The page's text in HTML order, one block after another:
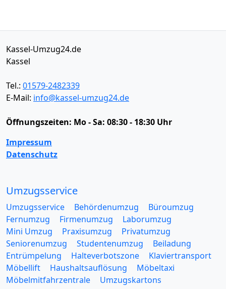
Kassel-Umzug24.de
Kassel
Tel.: 01579-2482339
E-Mail: info@kassel-umzug24.de
Öffnungszeiten: Mo - Sa: 08:30 - 18:30 Uhr
Impressum
Datenschutz
Umzugsservice
Umzugsservice Behördenumzug
Büroumzug
Fernumzug
Firmenumzug
Laborumzug
Mini Umzug
Praxisumzug
Privatumzug
Seniorenumzug
Studentenumzug
Beiladung
Entrümpelung
Halteverbotszone
Klaviertransport
Möbellift
Haushaltsauflösung
Möbeltaxi
Möbelmitfahrzentrale
Umzugskartons